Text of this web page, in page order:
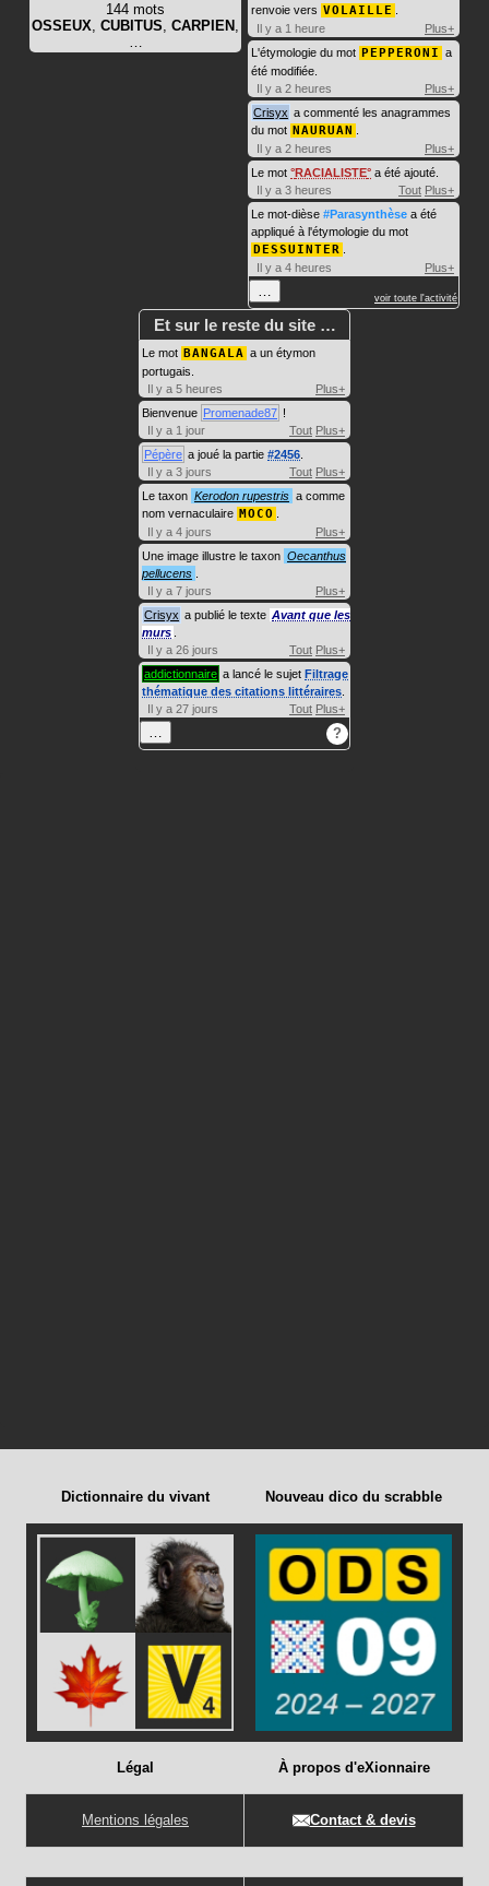
144 mots
OSSEUX, CUBITUS, CARPIEN ,
…
renvoie vers VOLAILLE
Il y a 1 heure
Plus+
L'étymologie du mot PEPPERONI a
été modifiée.
Il y a 2 heures
Plus+
Crisyx a commenté les anagrammes
du mot NAURUAN
Il y a 2 heures
Plus+
Le mot RACIALISTE a été ajouté.
Il y a 3 heures
Tout Plus+
Le mot-dièse #Parasynthèse a été
appliqué à l'étymologie du mot
DESSUINTER
Il y a 4 heures
Plus+
… voir toute l'activité
Et sur le reste du site …
Le mot BANGALA a un étymon
portugais.
Il y a 5 heures
Plus+
Bienvenue Promenade87 !
Il y a 1 jour
Tout Plus+
Pépère a joué la partie #2456
Il y a 3 jours
Tout Plus+
Le taxon Kerodon rupestris a comme
nom vernaculaire MOCO
Il y a 4 jours
Plus+
Une image illustre le taxon Oecanthus
pellucens
Il y a 7 jours
Plus+
Crisyx a publié le texte Avant que les
murs
Il y a 26 jours
Tout Plus+
addictionnaire a lancé le sujet Filtrage
thématique des citations littéraires
Il y a 27 jours
Tout Plus+
… ?
Dictionnaire du vivant Nouveau dico du scrabble
Légal
Mentions légales
À propos d'eXionnaire
Contact & devis